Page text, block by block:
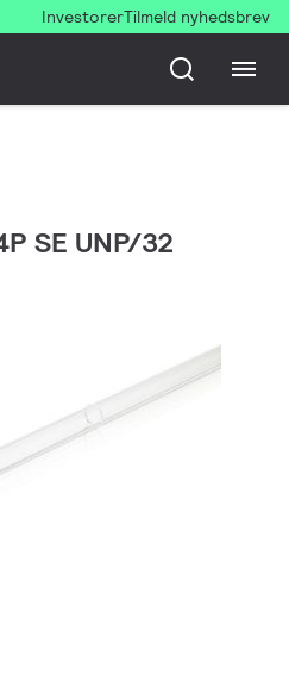
InvestorerTilmeld nyhedsbrev
SE UNP/32